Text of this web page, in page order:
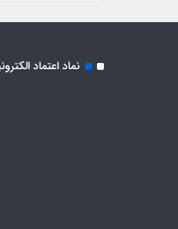
نماد اعتماد